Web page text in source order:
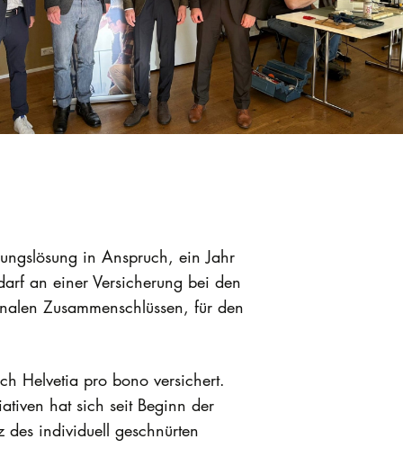
in Anspruch, ein Jahr
an einer Versicherung bei den
Zusammenschlüssen, für den
Helvetia pro bono versichert.
hat sich seit Beginn der
des individuell geschnürten